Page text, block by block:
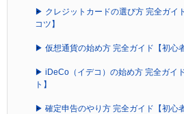
▶ クレジットカードの選び方 完全ガイ
コツ】
▶ 仮想通貨の始め方 完全ガイド【初心
▶ iDeCo（イデコ）の始め方 完全ガイ
ト】
▶ 確定申告のやり方 完全ガイド【初心